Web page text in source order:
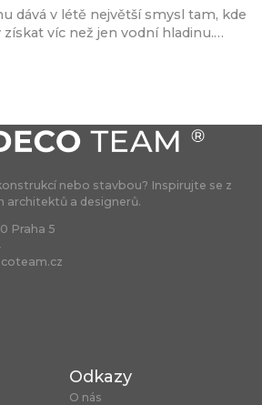
dává v létě největší smysl tam, kde
víc než jen vodní hladinu.…
nebo stavbou? Inspirujte se z
architektů a designerů.
Praha 5
Odkazy
O nás